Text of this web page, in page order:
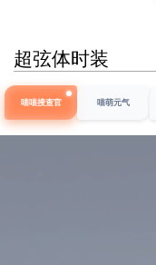
超弦体时装
喵喵搜查官 喵萌元气